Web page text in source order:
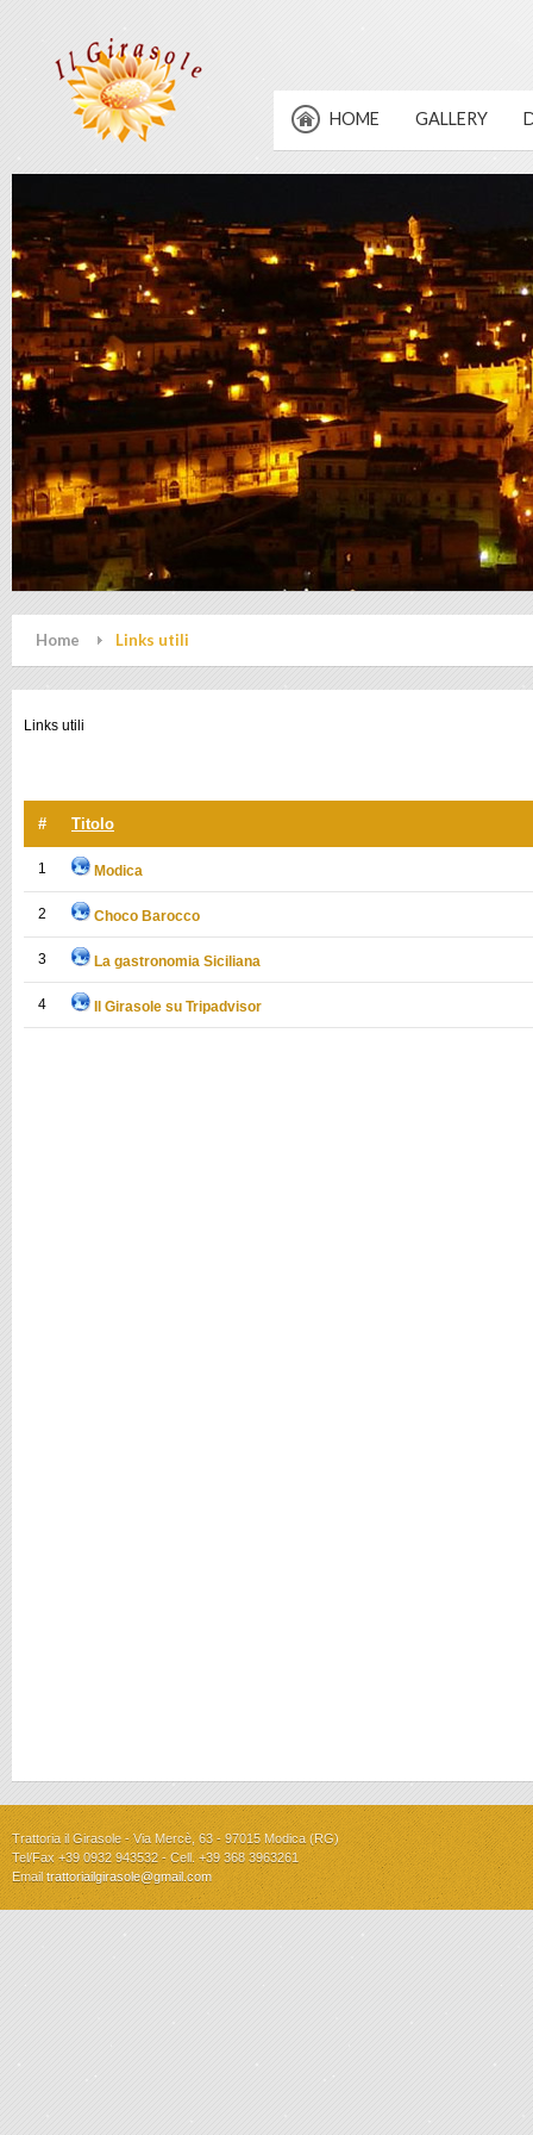
HOME GALLERY
Home Links utili
Links utili
# Titolo
1 Modica
2 Choco Barocco
3 La gastronomia Siciliana
4 Il Girasole su Tripadvisor
Trattoria il Girasole - Via Mercè, 63 - 97015 Modica (RG)
Tel/Fax +39 0932 943532 - Cell. +39 368 3963261
Emailtrattoriailgirasole@gmail.com